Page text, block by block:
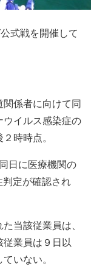
式戦を開催して
関係者に向けて同
ウイルス感染症の
時時点。
日に医療機関の
判定が確認され
当該従業員は、
従業員は９日以
いない。